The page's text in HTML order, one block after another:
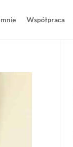
Współpraca